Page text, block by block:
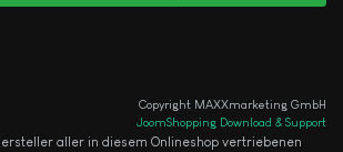
Copyright MAXXmarketing GmbH
JoomShopping Download & Support
aller in diesem Onlineshop vertriebenen